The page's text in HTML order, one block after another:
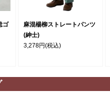
ゴ
麻混楊柳ストレートパンツ
(紳士)
3,278円(税込)